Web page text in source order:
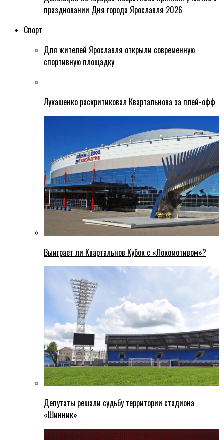
праздновании Дня города Ярославля 2026
Спорт
Для жителей Ярославля открыли современную
спортивную площадку
Лукашенко раскритиковал Квартальнова за плей-офф
Выиграет ли Квартальнов Кубок с «Локомотивом»?
Депутаты решали судьбу территории стадиона
«Шинник»